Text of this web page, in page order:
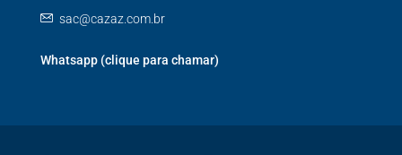
sac@cazaz.com.br
Whatsapp (clique para chamar)